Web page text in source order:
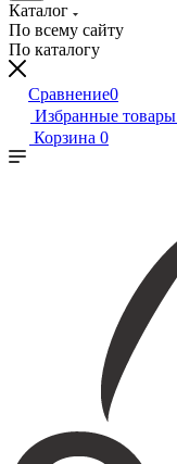
Каталог
По всему сайту
По каталогу
Сравнение0
Избранные товары
Корзина 0